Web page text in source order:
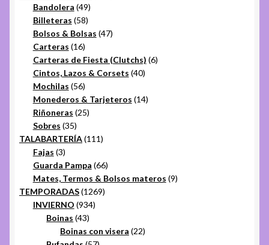
Bandolera 4949
productos
Billeteras 5858
productos
Bolsos & Bolsas 4747
Carteras 1616
productos
Carteras de Fiesta (Clutchs) 66
Cintos, Lazos & Corsets 4040
Mochilas 5656
productos
Monederos & Tarjeteros 1414
Riñoneras 2525
Sobres 3535
productos
TALABARTERÍA 111111
Fajas 33
productos
Guarda Pampa 6666
productos
Mates, Termos & Bolsos materos 99
TEMPORADAS 12691269
INVIERNO 934934
Boinas 4343
productos
Boinas con visera 2222